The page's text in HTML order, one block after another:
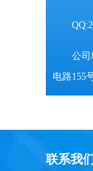
公司
电路155
联系我